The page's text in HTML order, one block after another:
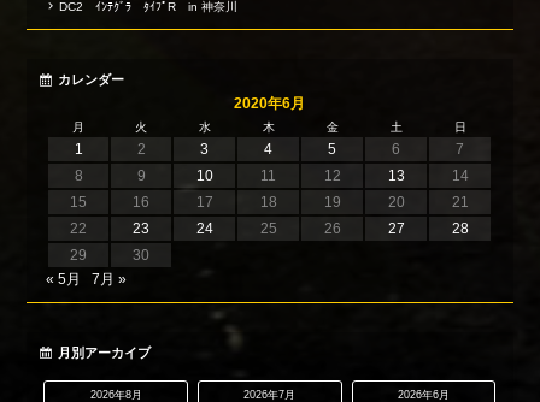
DC2 ｲﾝﾃｸﾞﾗ ﾀｲﾌﾟR in 神奈川
カレンダー
2020年6月
月 火 水 木 金 土 日
1 2 3 4 5 6
7
8
9 10 11 12 13
14
15
16 17 18 19 20
21
22
23 24 25 26 27
28
29
30
« 5月
7月 »
月別アーカイブ
2026年8月 2026年7月 2026年6月